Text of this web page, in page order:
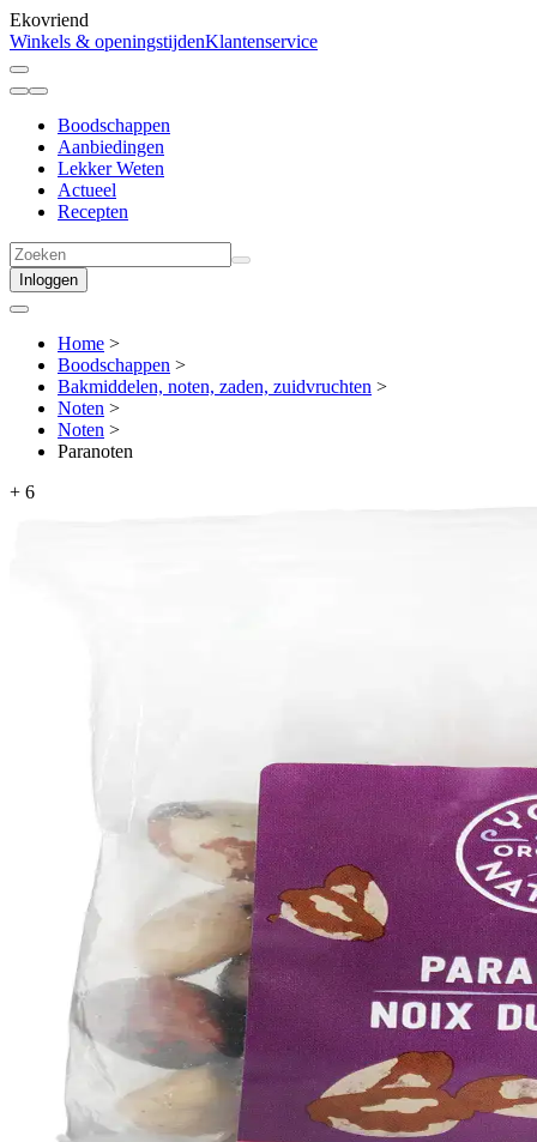
Ekovriend
Winkels & openingstijdenKlantenservice
Boodschappen
Aanbiedingen
Lekker Weten
Actueel
Recepten
Inloggen
Home >
Boodschappen >
Bakmiddelen, noten, zaden, zuidvruchten >
Noten >
Noten >
Paranoten
+ 6